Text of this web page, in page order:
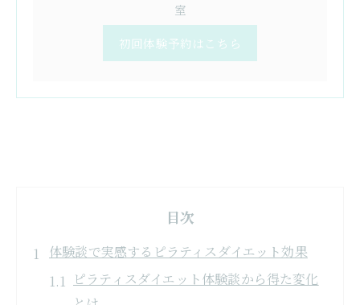
室
初回体験予約はこちら
目次
体験談で実感するピラティスダイエット効果
ピラティスダイエット体験談から得た変化